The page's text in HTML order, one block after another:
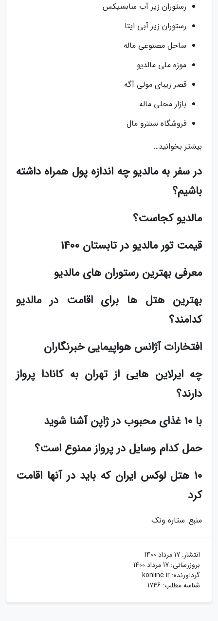
رستوران زیر آب سابسیکس
رستوران زیر آبی ایتا
ساحل مصنوعی ماله
موزه ملی مالدیو
قصر زیبای مولی آگه
بازار محلی ماله
فروشگاه سنترو مال
بیشتر بخوانید…
در سفر به مالدیو چه اندازه پول همراه داشته
باشیم؟
مالدیو کجاست؟
قیمت تور مالدیو در تابستان 1400
معرفی بهترین رستوران های مالدیو
بهترین هتل ها برای اقامت در مالدیو
کدامند؟
افتخارات آژانس هواپیمایی خبرنگاران
چه ایرلاین هایی از تهران به کانادا پرواز
دارند؟
با 10 غذای محبوب در ژاپن آشنا شوید
حمل کدام وسایل در پرواز ممنوع است؟
10 هتل لوکس ایران که باید در آنها اقامت
کرد
منبع: ستاره ونک
انتشار: 17 مرداد 1400
بروزرسانی: 17 مرداد 1400
گردآورنده: konline.ir
شناسه مطلب: 1746